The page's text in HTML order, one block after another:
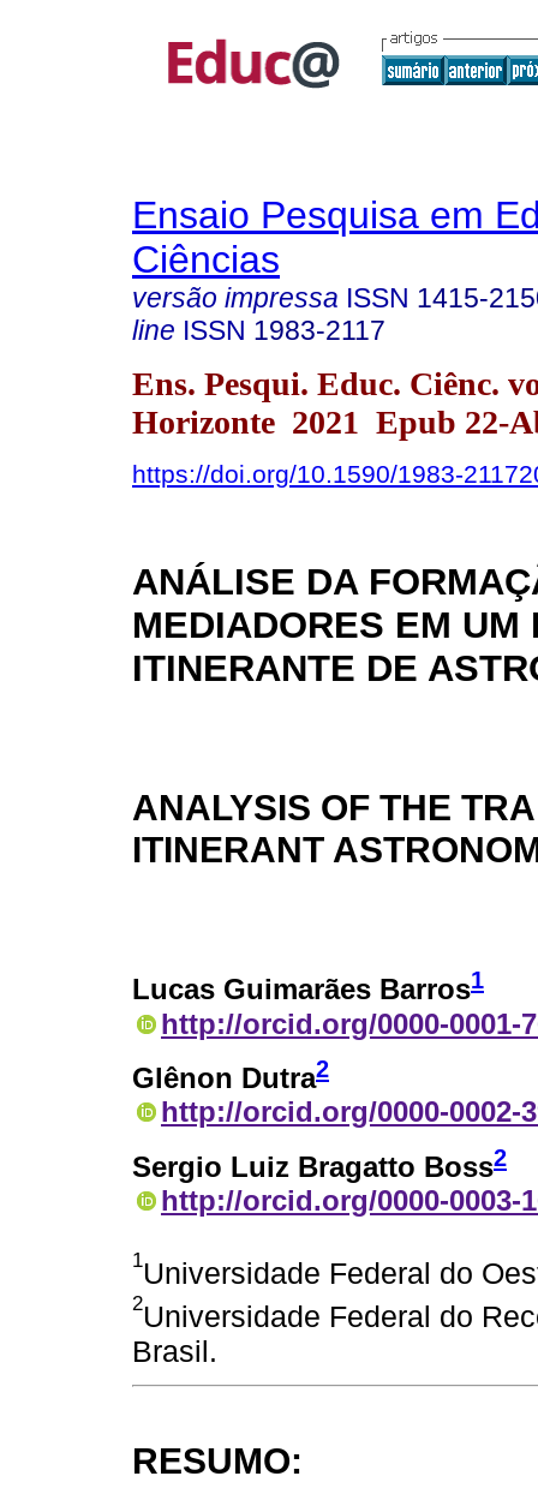
Ensaio Pesquisa em
Ciências
versão impressa ISSN 1415-
line ISSN 1983-2117
Ens. Pesqui. Educ. Ciênc.
Horizonte 2021 Epub 22-
https://doi.org/10.1590/1983-
ANÁLISE DA
MEDIADORES EM UM
ITINERANTE DE
ANALYSIS OF THE
ITINERANT
Lucas Guimarães Barros1
http://orcid.org/0000-0001-
Glênon Dutra2
http://orcid.org/0000-0002-
Sergio Luiz Bragatto Boss2
http://orcid.org/0000-0003-
1Universidade Federal do
2Universidade Federal do
Brasil.
RESUMO: